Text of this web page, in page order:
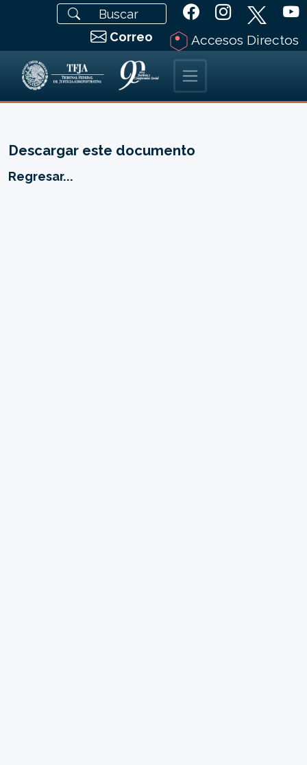
Correo Accesos Directos
Descargar este documento
Regresar...